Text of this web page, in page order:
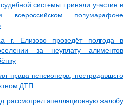
системы приняли участие в
всероссийском полумарафоне
г. Елизово проведёт полгода в
за неуплату алиментов
права пенсионера, пострадавшего
ДТП
рассмотрел апелляционную жалобу